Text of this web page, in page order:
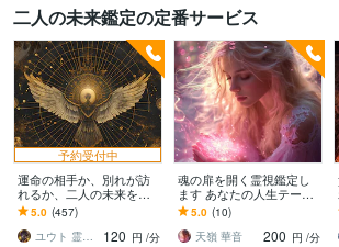
二人の未来鑑定の定番サービス
予約受付中
運命の相手か、別れが訪
れるか、二人の未来を占
います ソウルメイトや最
高のパートナーor幸せに
なれない悪縁かを鑑定
5.0 (457)
ユウト 霊感タロット占い師
120 円 /分
魂の扉を開く霊視鑑定し
ます あなたの人生テー
マ・恋愛の行方・運命の
課題を読み解きます
5.0 (10)
天嶺 華音
200 円 /分